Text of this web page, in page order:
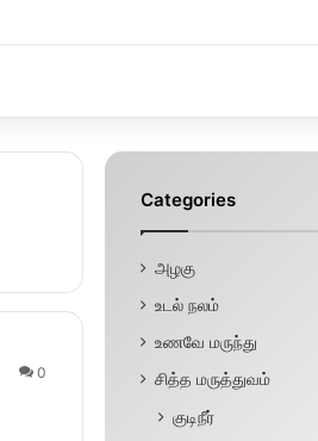
0
Categories
அழகு
உடல் நலம்
உணவே மருந்து
சித்த மருத்துவம்
குடிநீர்